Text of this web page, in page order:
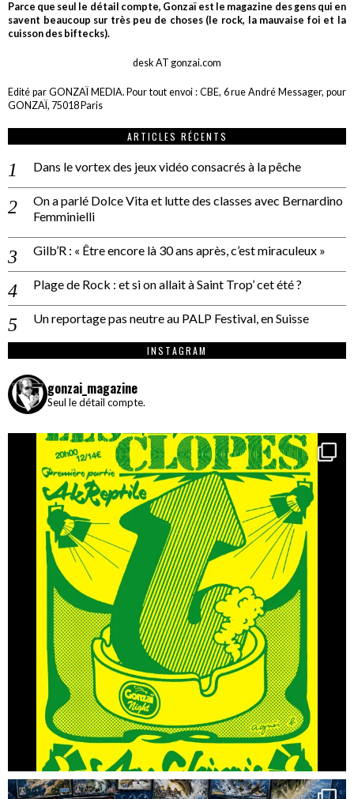
Parce que seul le détail compte, Gonzaï est le magazine des gens qui en
savent beaucoup sur très peu de choses (le rock, la mauvaise foi et la
cuisson des biftecks).
desk AT gonzai.com
Edité par GONZAÏ MEDIA. Pour tout envoi : CBE, 6 rue André Messager, pour
GONZAÏ, 75018 Paris
ARTICLES RÉCENTS
Dans le vortex des jeux vidéo consacrés à la pêche
On a parlé Dolce Vita et lutte des classes avec Bernardino
Femminielli
Gilb’R : « Être encore là 30 ans après, c’est miraculeux »
Plage de Rock : et si on allait à Saint Trop’ cet été ?
Un reportage pas neutre au PALP Festival, en Suisse
INSTAGRAM
gonzai_magazine
Seul le détail compte.